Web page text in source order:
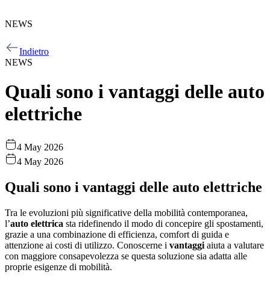
NEWS
Indietro
NEWS
Quali sono i vantaggi delle auto
elettriche
4 May 2026
4 May 2026
Quali sono i vantaggi delle auto elettriche
Tra le evoluzioni più significative della mobilità contemporanea,
l’auto elettrica sta ridefinendo il modo di concepire gli spostamenti,
grazie a una combinazione di efficienza, comfort di guida e
attenzione ai costi di utilizzo. Conoscerne i vantaggi aiuta a valutare
con maggiore consapevolezza se questa soluzione sia adatta alle
proprie esigenze di mobilità.